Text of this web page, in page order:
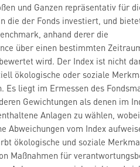
und Ganzen repräsentativ für
die der Fonds investiert, und
anhand derer die
über einen bestimmten
wird. Der Index ist nicht
ökologische oder soziale
Es liegt im Ermessen des
Gewichtungen als denen im
Anlagen zu wählen,
Abweichungen vom Index
ökologische und soziale
Maßnahmen für